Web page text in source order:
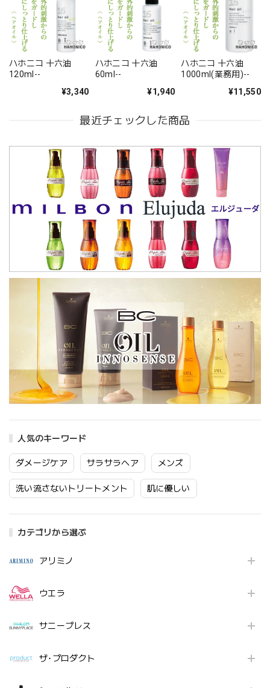
人気のキーワード
ダメージケア サラサラヘア メンズ
洗い流さないトリートメント 肌に優しい
カテゴリから選ぶ
アリミノ
ウエラ
サニープレス
ザ･プロダクト
ハホニコ 十六油
120ml--
¥3,340
ハホニコ 十六油
60ml--
¥1,940
ハホニコ 十六油
1000ml(業務用)--
¥11,550
最近チェックした商品